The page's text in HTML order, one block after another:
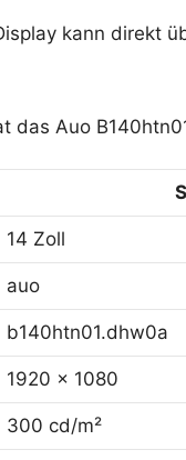
kann direkt
das Auo
14 Zoll
auo
b140htn01.dhw0a
1920 x 1080
300 cd/m²